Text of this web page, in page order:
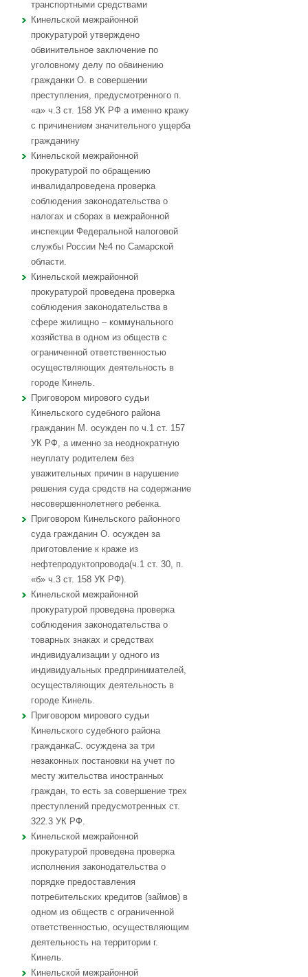
транспортными средствами
Кинельской межрайонной
прокуратурой утверждено
обвинительное заключение по
уголовному делу по обвинению
гражданки О. в совершении
преступления, предусмотренного п.
«а» ч.3 ст. 158 УК РФ а именно кражу
с причинением значительного ущерба
гражданину
Кинельской межрайонной
прокуратурой по обращению
инвалидапроведена проверка
соблюдения законодательства о
налогах и сборах в межрайонной
инспекции Федеральной налоговой
службы России №4 по Самарской
области.
Кинельской межрайонной
прокуратурой проведена проверка
соблюдения законодательства в
сфере жилищно – коммунального
хозяйства в одном из обществ с
ограниченной ответственностью
осуществляющих деятельность в
городе Кинель.
Приговором мирового судьи
Кинельского судебного района
гражданин М. осужден по ч.1 ст. 157
УК РФ, а именно за неоднократную
неуплату родителем без
уважительных причин в нарушение
решения суда средств на содержание
несовершеннолетнего ребенка.
Приговором Кинельского районного
суда гражданин О. осужден за
приготовление к краже из
нефтепродуктопровода(ч.1 ст. 30, п.
«б» ч.3 ст. 158 УК РФ).
Кинельской межрайонной
прокуратурой проведена проверка
соблюдения законодательства о
товарных знаках и средствах
индивидуализации у одного из
индивидуальных предпринимателей,
осуществляющих деятельность в
городе Кинель.
Приговором мирового судьи
Кинельского судебного района
гражданкаС. осуждена за три
незаконных постановки на учет по
месту жительства иностранных
граждан, то есть за совершение трех
преступлений предусмотренных ст.
322.3 УК РФ.
Кинельской межрайонной
прокуратурой проведена проверка
исполнения законодательства о
порядке предоставления
потребительских кредитов (займов) в
одном из обществ с ограниченной
ответственностью, осуществляющим
деятельность на территории г.
Кинель.
Кинельской межрайонной